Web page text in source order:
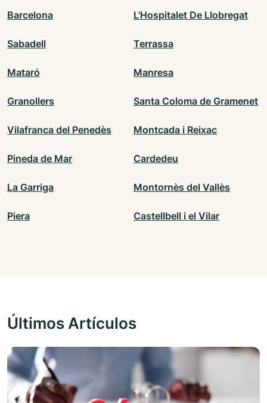
Barcelona L'Hospitalet De Llobregat
Sabadell Terrassa
Mataró Manresa
Granollers Santa Coloma de Gramenet
Vilafranca del Penedès Montcada i Reixac
Pineda de Mar Cardedeu
La Garriga Montornès del Vallès
Piera Castellbell i el Vilar
Últimos Artículos